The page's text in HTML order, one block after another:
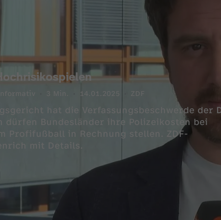
informativ 14.01.2025 ZDF
hat die Verfassungsbeschwerde der
dürfen Bundesländer ihre Polizeikosten bei
Profifußball in Rechnung stellen. ZDF-
mit Details.